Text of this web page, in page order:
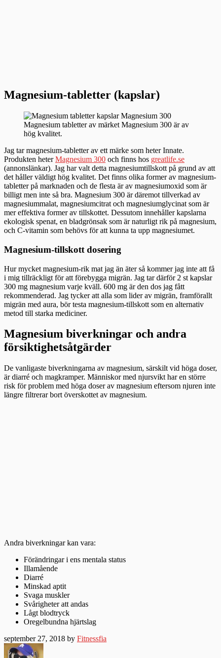
Magnesium-tabletter (kapslar)
Magnesium tabletter av märket Magnesium 300 är av
hög kvalitet.
Jag tar magnesium-tabletter av ett märke som heter Innate.
Produkten heterMagnesium 300 och finns hos greatlife.se
(annonslänkar). Jag har valt detta magnesiumtillskott på grund av att
det håller väldigt hög kvalitet. Det finns olika former av magnesium-
tabletter på marknaden och de flesta är av magnesiumoxid som är
billigt men inte så bra. Magnesium 300 är däremot tillverkad av
magnesiummalat, magnesiumcitrat och magnesiumglycinat som är
mer effektiva former av tillskottet. Dessutom innehåller kapslarna
ekologisk spenat, en bladgrönsak som är naturligt rik på magnesium,
och C-vitamin som behövs för att kunna ta upp magnesiumet.
Magnesium-tillskott dosering
Hur mycket magnesium-rik mat jag än äter så kommer jag inte att få
i mig tillräckligt för att förebygga migrän. Jag tar därför 2 st kapslar
300 mg magnesium varje kväll. 600 mg är den dos jag fått
rekommenderad. Jag tycker att alla som lider av migrän, framförallt
migrän med aura, bör testa magnesium-tillskott som en alternativ
metod till starka mediciner.
Magnesium biverkningar och andra
försiktighetsåtgärder
De vanligaste biverkningarna av magnesium, särskilt vid höga doser,
är diarré och magkramper. Människor med njursvikt har en större
risk för problem med höga doser av magnesium eftersom njuren inte
längre filtrerar bort överskottet av magnesium.
Andra biverkningar kan vara:
Förändringar i ens mentala status
Illamående
Diarré
Minskad aptit
Svaga muskler
Svårigheter att andas
Lågt blodtryck
Oregelbundna hjärtslag
september 27, 2018 by Fitnessfia